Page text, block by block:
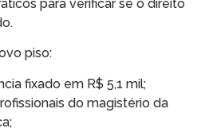
para verificar se o direito
piso:
fixado em R$ 5,1 mil;
do magistério da